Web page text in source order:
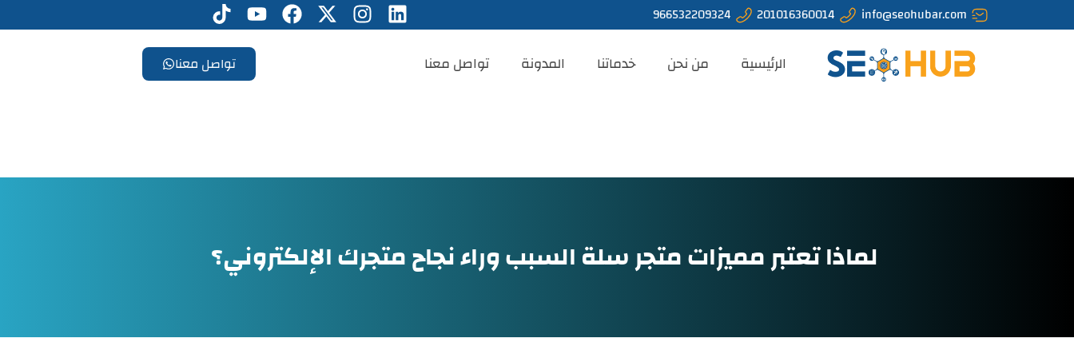
info@seohubar.com
201016360014
966532209324
الرئيسية من نحن خدماتنا المدونة تواصل معنا تواصل معنا
لماذا تعتبر مميزات متجر سلة السبب وراء نجاح متجرك الإلكتروني؟